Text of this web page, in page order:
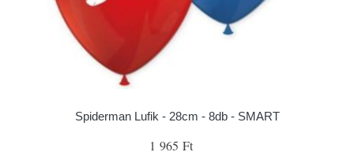
Spiderman Lufik - 28cm - 8db - SMART
1 965 Ft